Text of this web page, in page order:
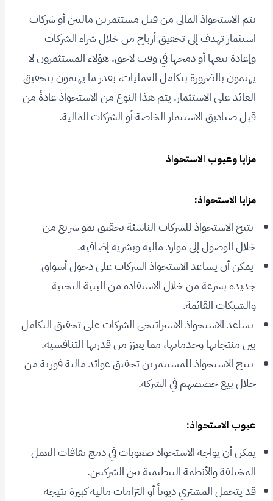
يتم الاستحواذ المالي من قبل مستثمرين ماليين أو شركات
استثمار تهدف إلى تحقيق أرباح من خلال شراء الشركات
وإعادة بيعها أو دمجها في وقت لاحق. هؤلاء المستثمرون لا
يهتمون بالضرورة بتكامل العمليات، بقدر ما يهتمون بتحقيق
العائد على الاستثمار. يتم هذا النوع من الاستحواذ عادةً من
قبل صناديق الاستثمار الخاصة أو الشركات المالية.
مزايا وعيوب الاستحواذ
مزايا الاستحواذ:
يتيح الاستحواذ للشركات الناشئة تحقيق نمو سريع من
خلال الوصول إلى موارد مالية وبشرية إضافية.
يمكن أن يساعد الاستحواذ الشركات على دخول أسواق
جديدة بسرعة من خلال الاستفادة من البنية التحتية
والشبكات القائمة.
يساعد الاستحواذ الاستراتيجي الشركات على تحقيق التكامل
بين منتجاتها وخدماتها، مما يعزز من قدرتها التنافسية.
يتيح الاستحواذ للمستثمرين تحقيق عوائد مالية فورية من
خلال بيع حصصهم في الشركة.
عيوب الاستحواذ:
يمكن أن يواجه الاستحواذ صعوبات في دمج ثقافات العمل
المختلفة والأنظمة التنظيمية بين الشركتين.
قد يتحمل المشتري ديوناً أو التزامات مالية كبيرة نتيجة